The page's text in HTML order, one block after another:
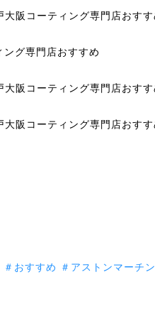
＃おすすめ ＃アストンマーチン